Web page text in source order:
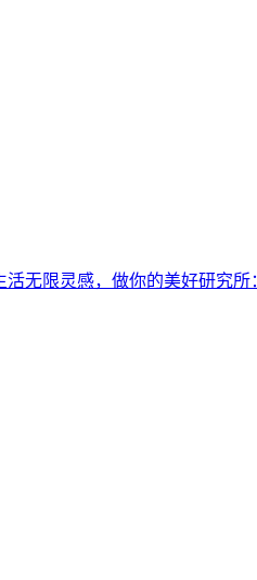
无限灵感，做你的美好研究